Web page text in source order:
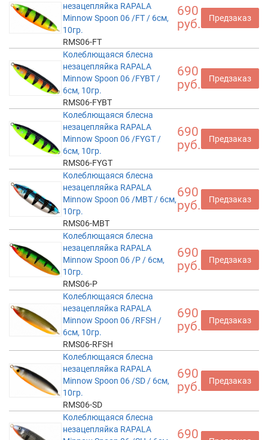
незацепляйка RAPALA
Minnow Spoon 06 /FT / 6см,
10гр.
RMS06-FT
690
руб.
Предзаказ
Колеблющаяся блесна
незацепляйка RAPALA
Minnow Spoon 06 /FYBT /
6см, 10гр.
RMS06-FYBT
690
руб.
Предзаказ
Колеблющаяся блесна
незацепляйка RAPALA
Minnow Spoon 06 /FYGT /
6см, 10гр.
RMS06-FYGT
690
руб.
Предзаказ
Колеблющаяся блесна
незацепляйка RAPALA
Minnow Spoon 06 /MBT / 6см,
10гр.
RMS06-MBT
690
руб.
Предзаказ
Колеблющаяся блесна
незацепляйка RAPALA
Minnow Spoon 06 /P / 6см,
10гр.
RMS06-P
690
руб.
Предзаказ
Колеблющаяся блесна
незацепляйка RAPALA
Minnow Spoon 06 /RFSH /
6см, 10гр.
RMS06-RFSH
690
руб.
Предзаказ
Колеблющаяся блесна
незацепляйка RAPALA
Minnow Spoon 06 /SD / 6см,
10гр.
RMS06-SD
690
руб.
Предзаказ
Колеблющаяся блесна
незацепляйка RAPALA
690